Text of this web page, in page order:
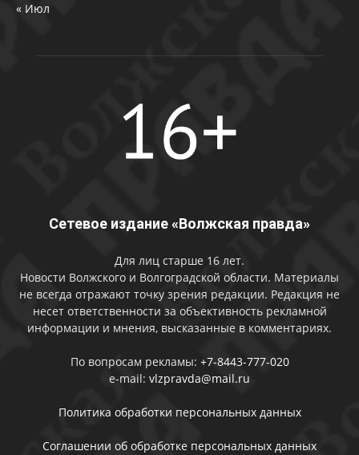
« Июл
Сетевое издание «Волжская правда»
Для лиц старше 16 лет.
Новости Волжского и Волгоградской области. Материалы
не всегда отражают точку зрения редакции. Редакция не
несет ответственности за объективность рекламной
информации и мнения, высказанные в комментариях.
По вопросам рекламы: +7-8443-777-020
e-mail: vlzpravda@mail.ru
Политика обработки персональных данных
Соглашении об обработке персональных данных